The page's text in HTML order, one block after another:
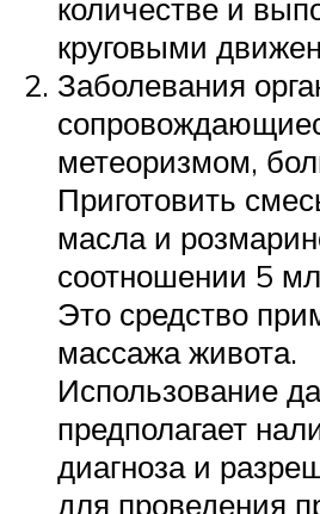
количестве и
круговыми
Заболевания
метеоризмом,
Приготовить
масла и
соотношении 5
Это средство
массажа живота.
Использование
предполагает
диагноза и
для проведения